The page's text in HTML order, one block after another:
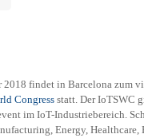
2018 findet in Barcelona zum
Congressstatt. Der IoTSWC
im IoT-Industriebereich.
Energy,